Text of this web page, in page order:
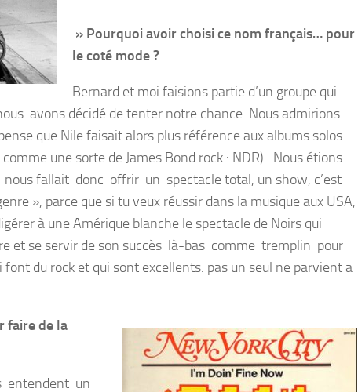
» Pourquoi avoir choisi ce nom français… pour
le coté mode ?
Bernard et moi faisions partie d’un groupe qui
avons décidé de tenter notre chance. Nous admirions
que Nile faisait alors plus référence aux albums solos
une sorte de James Bond rock : NDR) . Nous étions
nous fallait donc offrir un spectacle total, un show, c’est
», parce que si tu veux réussir dans la musique aux USA,
à une Amérique blanche le spectacle de Noirs qui
et se servir de son succès là-bas comme tremplin pour
du rock et qui sont excellents: pas un seul ne parvient a
faire de la
entendent un